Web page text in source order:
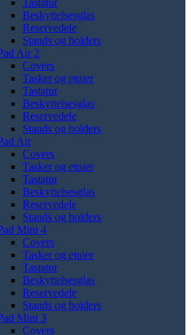
Beskyttelsesglas
Reservedele
Stands og holders
Air 2
Covers
Tasker og etuier
Tastatur
Beskyttelsesglas
Reservedele
Stands og holders
Air
Covers
Tasker og etuier
Tastatur
Beskyttelsesglas
Reservedele
Stands og holders
Mini 4
Covers
Tasker og etuier
Tastatur
Beskyttelsesglas
Reservedele
Stands og holders
Mini 3
Covers